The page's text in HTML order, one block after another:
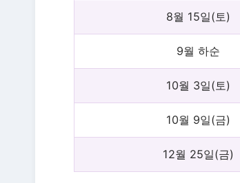
8월 15일(토)
9월 하순
10월 3일(토)
10월 9일(금)
12월 25일(금)